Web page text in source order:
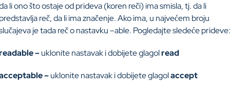
li ono što ostaje od prideva (koren reči) ima smisla, tj. da li
reč, da li ima značenje. Ako ima, u najvećem broju
je tada reč o nastavku –able. Pogledajte sledeće prideve:
–uklonite nastavak i dobijete glagolread
–uklonite nastavak i dobijete glagolaccept